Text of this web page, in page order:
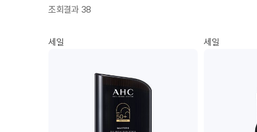
조회결과 38
세일 세일